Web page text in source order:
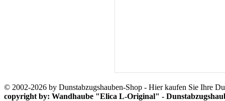
© 2002-2026 by Dunstabzugshauben-Shop - Hier kaufen Sie Ihre
copyright by: Wandhaube "Elica L-Original" -